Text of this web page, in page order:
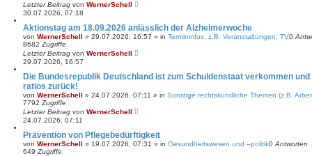
Letzter Beitrag von WernerSchell
30.07.2026, 07:18
Aktionstag am 18.09.2026 anlässlich der Alzheimerwoche
von WernerSchell » 29.07.2026, 16:57 » in Termininfos; z.B. Veranstaltungen, TV0
8682 Zugriffe
Letzter Beitrag von WernerSchell
29.07.2026, 16:57
Die Bundesrepublik Deutschland ist zum Schuldenstaat verkommen
ratlos zurück!
von WernerSchell » 24.07.2026, 07:11 » in Sonstige rechtskundliche Themen (z.B.
7792 Zugriffe
Letzter Beitrag von WernerSchell
24.07.2026, 07:11
Prävention von Pflegebedürftigkeit
von WernerSchell » 19.07.2026, 07:31 » in Gesundheitswesen und –politik0 Antworten
649 Zugriffe